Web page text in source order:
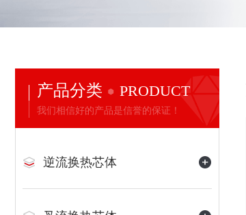
产品分类 PRODUCT
我们相信好的产品是信誉的保证！
逆流换热芯体